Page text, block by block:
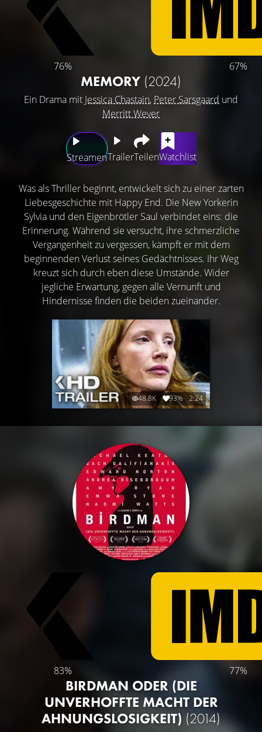
76% 67%
MEMORY (2024)
Ein Drama mit Jessica Chastain, Peter Sarsgaard und
Merritt Wever
StreamenTrailerTeilenWatchlist
Was als Thriller beginnt, entwickelt sich zu einer zarten
Liebesgeschichte mit Happy End. Die New Yorkerin
Sylvia und den Eigenbrötler Saul verbindet eins: die
Erinnerung. Während sie versucht, ihre schmerzliche
Vergangenheit zu vergessen, kämpft er mit dem
beginnenden Verlust seines Gedächtnisses. Ihr Weg
kreuzt sich durch eben diese Umstände. Wider
jegliche Erwartung, gegen alle Vernunft und
Hindernisse finden die beiden zueinander.
48.8K 93% 2:24
83% 77%
BIRDMAN ODER (DIE
UNVERHOFFTE MACHT DER
AHNUNGSLOSIGKEIT) (2014)